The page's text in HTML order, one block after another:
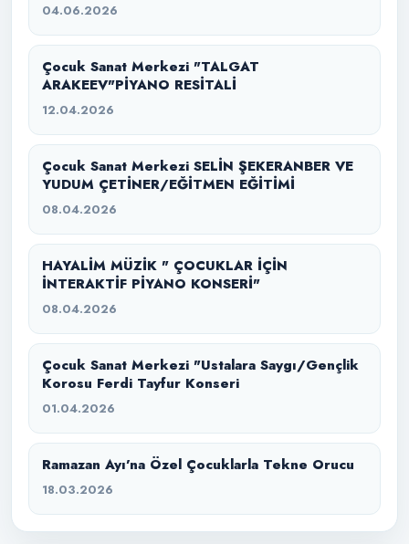
04.06.2026
Çocuk Sanat Merkezi "TALGAT
ARAKEEV"PİYANO RESİTALİ
12.04.2026
Çocuk Sanat Merkezi SELİN ŞEKERANBER VE
YUDUM ÇETİNER/EĞİTMEN EĞİTİMİ
08.04.2026
HAYALİM MÜZİK " ÇOCUKLAR İÇİN
İNTERAKTİF PİYANO KONSERİ"
08.04.2026
Çocuk Sanat Merkezi "Ustalara Saygı/Gençlik
Korosu Ferdi Tayfur Konseri
01.04.2026
Ramazan Ayı’na Özel Çocuklarla Tekne Orucu
18.03.2026